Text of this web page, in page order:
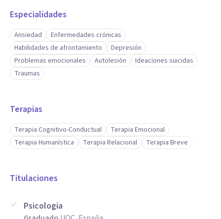
Capacidad de establecer una alianza terapéutica, habilidad
para construir una relación de confianza con los pacientes,
brindándoles un espacio seguro y de apoyo para expresar
sus emociones y vivir su duelo.
Especialidades
Ansiedad
Enfermedades crónicas
Habilidades de afrontamiento
Depresión
Problemas emocionales
Autolesión
Ideaciones suicidas
Traumas
Terapias
Terapia Cognitivo-Conductual
Terapia Emocional
Terapia Humanística
Terapia Relacional Terapia Breve
Titulaciones
Psicologia